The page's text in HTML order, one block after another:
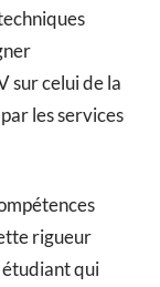
sur celui de la
les services
rigueur
étudiant qui